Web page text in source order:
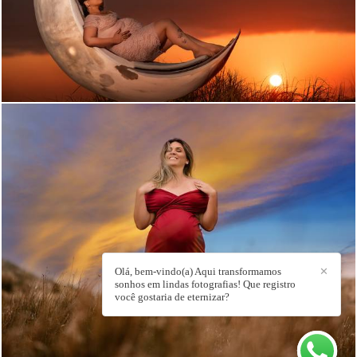
1127
✕
Olá, bem-vindo(a) Aqui transformamos
sonhos em lindas fotografias! Que registro
você gostaria de eternizar?